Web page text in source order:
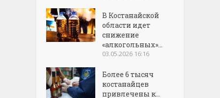
В Костанайской
области идет
снижение
«алкогольных»...
03.05.2026 16:16
Более 6 тысяч
костанайцев
привлечены к...